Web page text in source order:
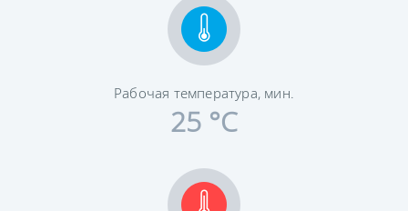
Рабочая температура, мин.
25 °C